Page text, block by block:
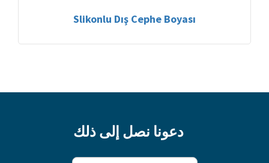
Slikonlu Dış Cephe Boyası
دعونا نصل إلى ذلك